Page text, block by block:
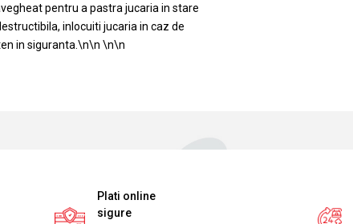
pentru a pastra jucaria in stare
inlocuiti jucaria in caz de
in siguranta.\n\n \n\n
Plati online
sigure